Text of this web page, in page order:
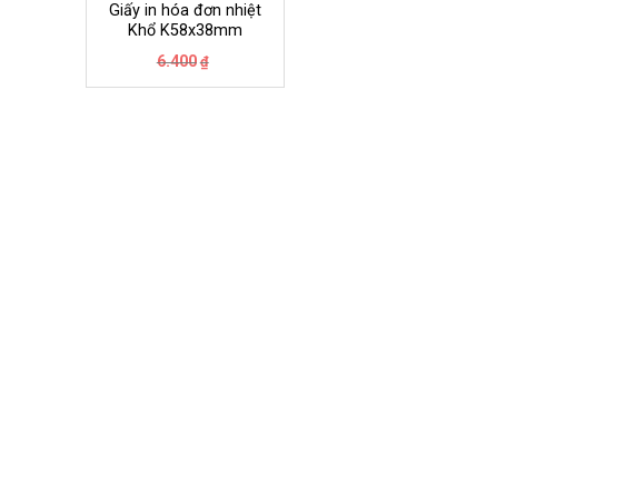
Giấy in hóa đơn nhiệt
Khổ K58x38mm
6.400 ₫
là:
tại